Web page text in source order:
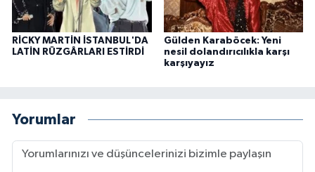
RİCKY MARTİN İSTANBUL'DA
LATİN RÜZGÂRLARI ESTİRDİ
Gülden Karaböcek: Yeni
nesil dolandırıcılıkla karşı
karşıyayız
Yorumlar